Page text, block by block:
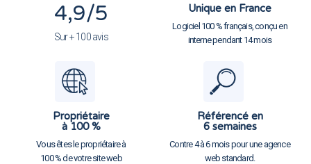
4,9/5
Sur + 100 avis
Unique en France
Logiciel 100 % français, conçu en
interne pendant 14 mois
Propriétaire
à 100 %
Vous êtes le propriétaire à
100 % de votre site web
Référencé en
6 semaines
Contre 4 à 6 mois pour une agence
web standard.